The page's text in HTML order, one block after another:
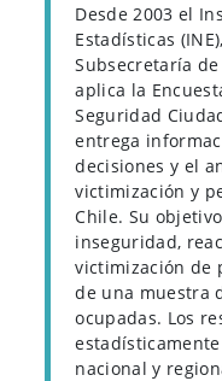
Desde 2003 el
Estadísticas
Subsecretaría de
aplica la
Seguridad
entrega
decisiones y el
victimización y
Chile. Su
inseguridad,
victimización de
de una muestra
ocupadas. Los
nacional y